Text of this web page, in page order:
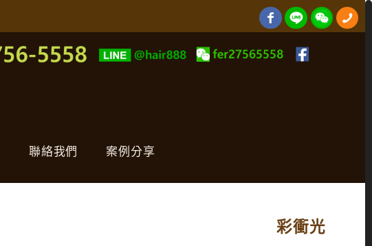
聯絡我們 案例分享
彩衝光